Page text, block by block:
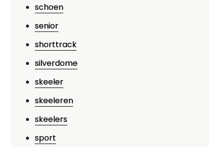
schoen
senior
shorttrack
silverdome
skeeler
skeeleren
skeelers
sport